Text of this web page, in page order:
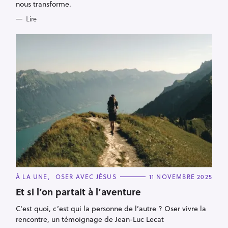
nous transforme.
Lire
C
T
E
O
I
À LA UNE OSER AVEC JÉSUS 11 NOVEMBRE 2025
Et si l’on partait à l’aventure
C'est quoi, c’est qui la personne de l’autre ? Oser vivre la
rencontre, un témoignage de Jean-Luc Lecat